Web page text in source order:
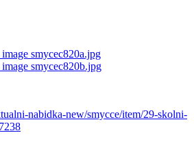
nabidka-new/smycce/item/29-skolni-